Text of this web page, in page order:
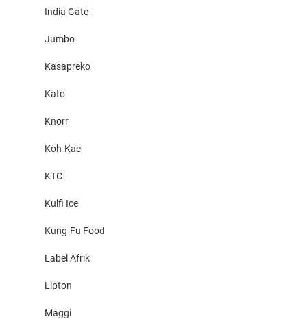
India Gate
Jumbo
Kasapreko
Kato
Knorr
Koh-Kae
KTC
Kulfi Ice
Kung-Fu Food
Label Afrik
Lipton
Maggi